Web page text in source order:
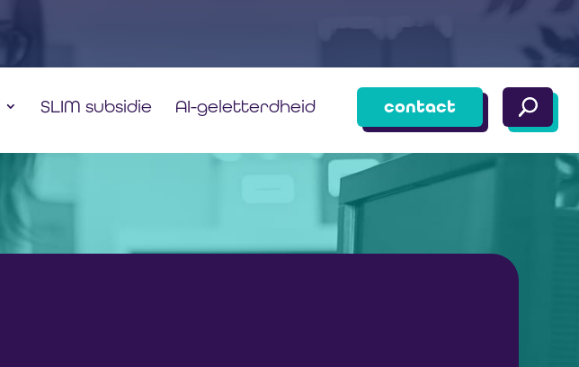
SLIM subsidie AI-geletterdheid contact